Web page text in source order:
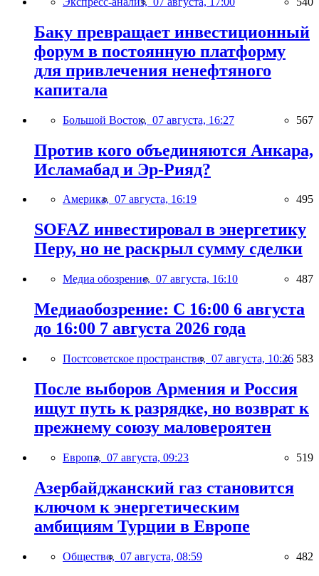
Баку превращает инвестиционный
форум в постоянную платформу
для привлечения ненефтяного
капитала
Большой Восток, 07 августа, 16:27 567
Против кого объединяются Анкара,
Исламабад и Эр-Рияд?
Америка, 07 августа, 16:19 495
SOFAZ инвестировал в энергетику
Перу, но не раскрыл сумму сделки
Медиа обозрение, 07 августа, 16:10 487
Медиаобозрение: С 16:00 6 августа
до 16:00 7 августа 2026 года
Постсоветское пространство, 07 августа, 10:26 583
После выборов Армения и Россия
ищут путь к разрядке, но возврат к
прежнему союзу маловероятен
Европа, 07 августа, 09:23 519
Азербайджанский газ становится
ключом к энергетическим
амбициям Турции в Европе
Общество, 07 августа, 08:59 482